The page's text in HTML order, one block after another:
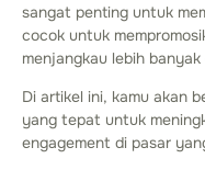
sangat penting untuk
cocok untuk
menjangkau lebih banyak
Di artikel ini, kamu akan
yang tepat untuk
engagement di pasar